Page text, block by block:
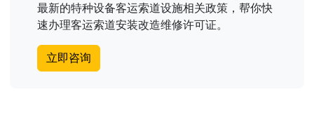
最新的特种设备客运索道设施相关政策，帮你快
速办理客运索道安装改造维修许可证。
立即咨询